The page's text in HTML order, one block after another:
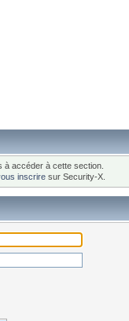
à accéder à cette section.
inscriresur Security-X.